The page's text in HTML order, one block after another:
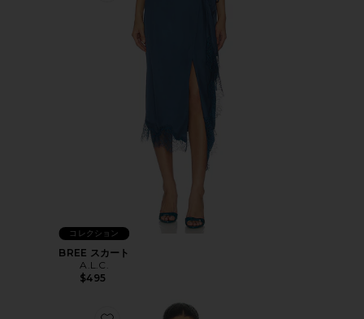
コレクション
BREE スカート
A.L.C.
$495